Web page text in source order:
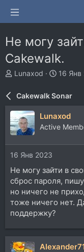
Не могу
Cakewalk.
А
т
р
т
е
ы
Lunaxod
Д
а
ч
16 Янв
Cakewalk Sonar
Lunaxod
Active
16 Янв 2023
Не могу зайти в
сброс пароля,
но ничего не
тоже ничего нет.
поддержку?